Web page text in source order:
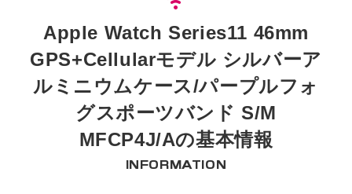
Apple Watch Series11 46mm
GPS+Cellularモデル シルバーア
ルミニウムケース/パープルフォ
グスポーツバンド S/M
MFCP4J/Aの基本情報
INFORMATION